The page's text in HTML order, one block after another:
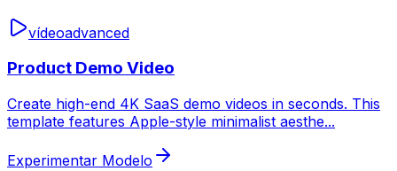
vídeoadvanced
Product Demo Video
Create high-end 4K SaaS demo videos in seconds. This
template features Apple-style minimalist aesthe...
Experimentar Modelo